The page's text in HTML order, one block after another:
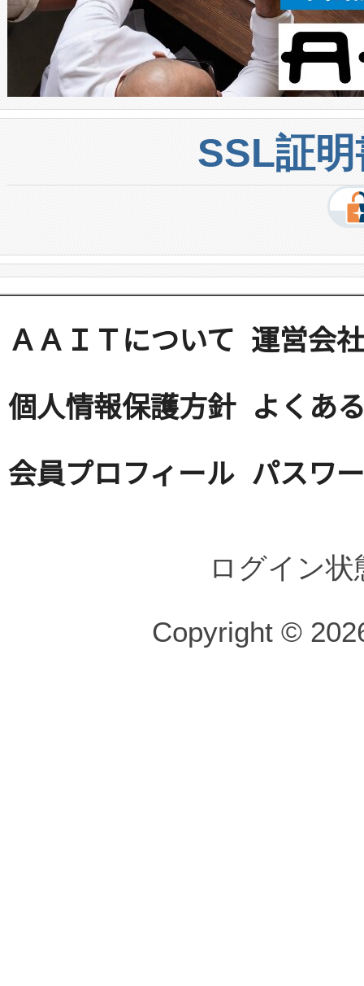
SSL証
ＡＡＩＴについて 運営会社
個人情報保護方針 よくあ
会員プロフィール パスワ
ログイン
Copyright ©